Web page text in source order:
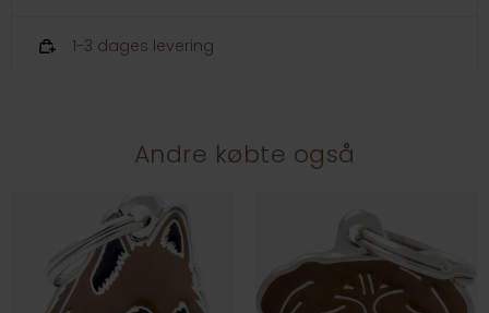
1-3 dages levering
Andre købte også